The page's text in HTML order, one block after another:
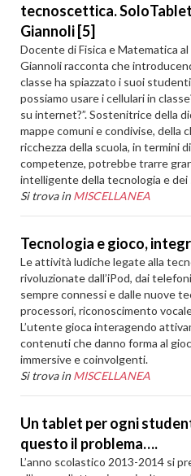
tecnoscettica.
Giannoli [5]
Docente di Fisica e Matematica
Giannoli racconta che
classe ha spiazzato i suoi
possiamo usare i cellulari in
su internet?”. Sostenitrice della
mappe comuni e condivise, della
ricchezza della scuola, in termini
competenze, potrebbe trarre
intelligente della tecnologia e
Si trova in MISCELLANEA
Tecnologia e gioco,
Le attività ludiche legate alla
rivoluzionate dall’iPod, dai
sempre connessi e dalle nuove
processori, riconoscimento
L’utente gioca interagendo
contenuti che danno forma al
immersive e coinvolgenti.
Si trova in MISCELLANEA
Un tablet per ogni
questo il problema….
L’anno scolastico 2013-2014 si